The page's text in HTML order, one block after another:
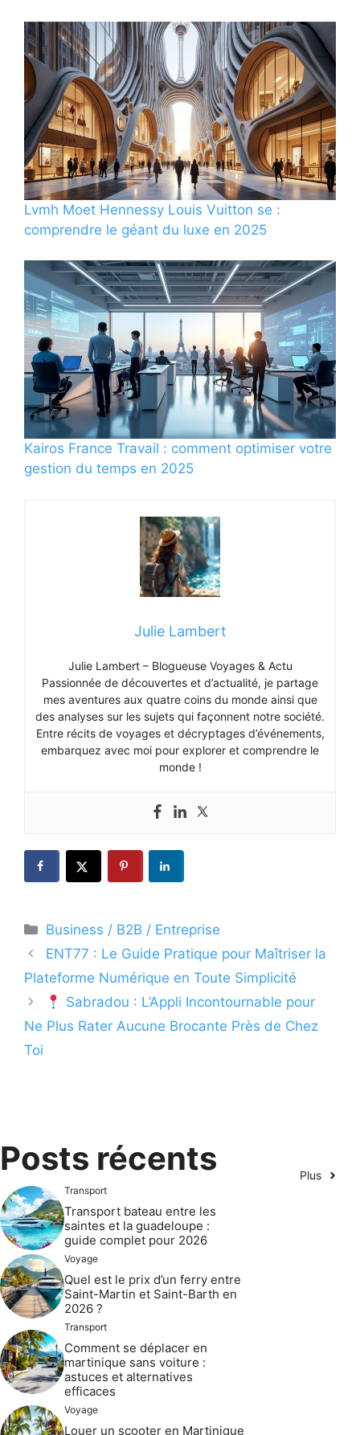
Lvmh Moet Hennessy Louis Vuitton se :
comprendre le géant du luxe en 2025
Kairos France Travail : comment optimiser votre
gestion du temps en 2025
Julie Lambert
Julie Lambert – Blogueuse Voyages & Actu
Passionnée de découvertes et d’actualité, je partage
mes aventures aux quatre coins du monde ainsi que
des analyses sur les sujets qui façonnent notre société.
Entre récits de voyages et décryptages d’événements,
embarquez avec moi pour explorer et comprendre le
monde !
Catégories
Business / B2B / Entreprise
ENT77 : Le Guide Pratique pour Maîtriser la
Plateforme Numérique en Toute Simplicité
Sabradou : L’Appli Incontournable pour
Ne Plus Rater Aucune Brocante Près de Chez
Toi
Posts récents Plus
Transport
Transport bateau entre les
saintes et la guadeloupe :
guide complet pour 2026
Voyage
Quel est le prix d’un ferry entre
Saint-Martin et Saint-Barth en
2026 ?
Transport
Comment se déplacer en
martinique sans voiture :
astuces et alternatives
efficaces
Voyage
Louer un scooter en Martinique